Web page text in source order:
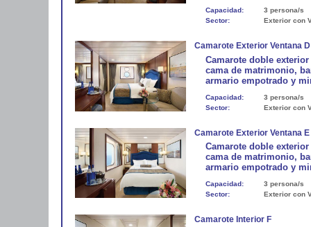
Capacidad:
3 persona/s
Sector:
Exterior con
Camarote Exterior Ventana D
Camarote doble
cama de matrimonio,
armario empotrado y
Capacidad:
3 persona/s
Sector:
Exterior con
Camarote Exterior Ventana E
Camarote doble
cama de matrimonio,
armario empotrado y
Capacidad:
3 persona/s
Sector:
Exterior con
Camarote Interior F